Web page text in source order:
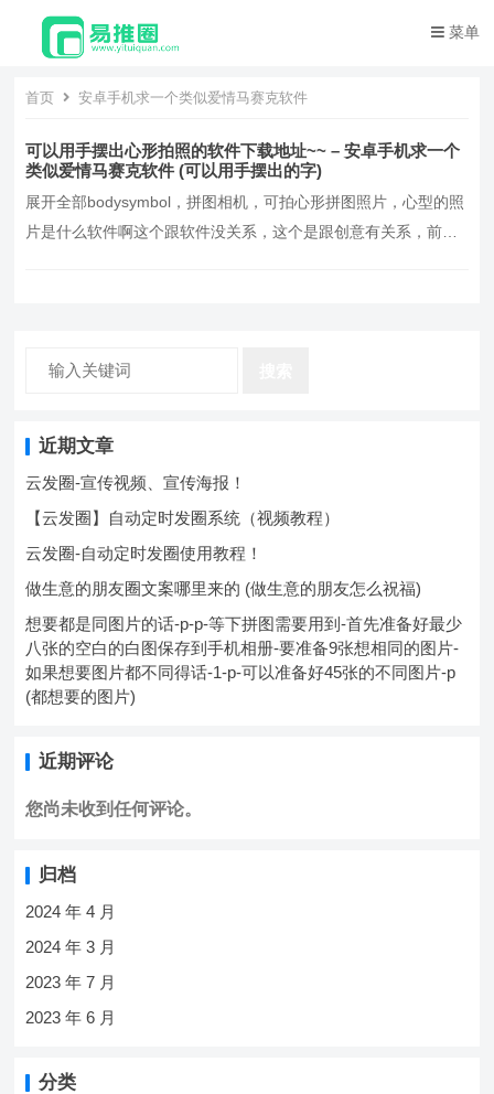
菜单
首页 安卓手机求一个类似爱情马赛克软件
可以用手摆出心形拍照的软件下载地址~~ – 安卓手机求一个
类似爱情马赛克软件 (可以用手摆出的字)
展开全部bodysymbol，拼图相机，可拍心形拼图照片，心型的照
片是什么软件啊这个跟软件没关系，这个是跟创意有关系，前面
近期文章
云发圈-宣传视频、宣传海报！
【云发圈】自动定时发圈系统（视频教程）
云发圈-自动定时发圈使用教程！
做生意的朋友圈文案哪里来的 (做生意的朋友怎么祝福)
想要都是同图片的话-p-p-等下拼图需要用到-首先准备好最少
八张的空白的白图保存到手机相册-要准备9张想相同的图片-
如果想要图片都不同得话-1-p-可以准备好45张的不同图片-p
(都想要的图片)
近期评论
您尚未收到任何评论。
归档
2024 年 4 月
2024 年 3 月
2023 年 7 月
2023 年 6 月
分类